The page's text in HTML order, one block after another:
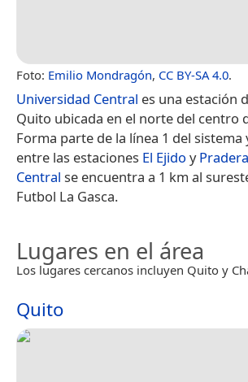
Foto: Emilio Mondragón, CC BY-SA 4.0.
Universidad Central es una estación
Quito ubicada en el norte del centro
Forma parte de la línea 1 del sistema
entre las estaciones El Ejido yPradera
Central se encuentra a 1 km al
Futbol La Gasca.
Lugares en el área
Los lugares cercanos incluyen Quito y
Quito